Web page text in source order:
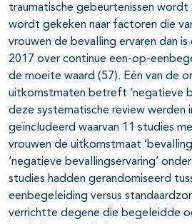
traumatische gebeurtenissen
wordt gekeken naar factoren die
vrouwen de bevalling ervaren dan
2017 over continue een-op-
de moeite waard (57). Eén van de
uitkomstmaten betreft ‘negatieve
deze systematische review werden
geïncludeerd waarvan 11 studies
vrouwen de uitkomstmaat
‘negatieve bevallingservaring’
studies hadden gerandomiseerd
eenbegeleiding versus
verrichtte degene die begeleidde